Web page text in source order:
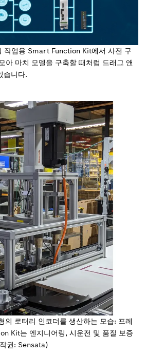
작업용 Smart Function Kit에서 사전 구
아 마치 모델을 구축할 때처럼 드래그 앤
습니다.
의 로터리 인코더를 생산하는 모습: 프레
Kit는 엔지니어링, 시운전 및 품질 보증
권: Sensata)